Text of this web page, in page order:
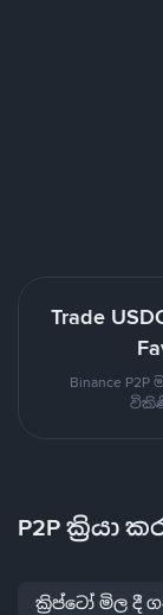
Trade
Binance
P2P ක්‍රියා
ක්‍රිප්ටෝ මිල දී